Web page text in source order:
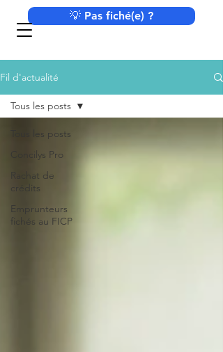
💡 Pas fiché(e) ?
Fil d'actualité
Tous les posts
Concilys Pro
Rachat de
crédits
Emprunteurs
fichés au FICP
Tous les posts